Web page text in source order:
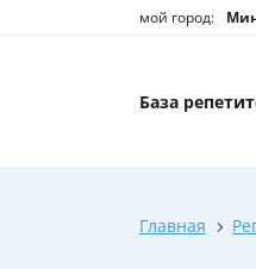
мой город:
База
Главная